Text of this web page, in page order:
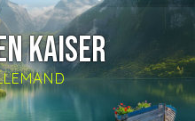
KAISER